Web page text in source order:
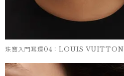
珠寶入門耳環04：LOUIS VUITTON